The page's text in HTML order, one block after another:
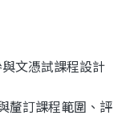
文憑試課程設計
釐訂課程範圍、評